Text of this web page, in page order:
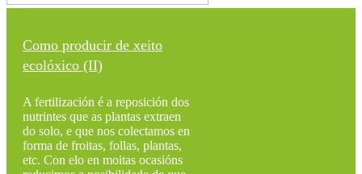
Como producir de xeito
ecolóxico (II)
A fertilización é a reposición dos
nutrintes que as plantas extraen
do solo, e que nos colectamos en
forma de froitas, follas, plantas,
etc. Con elo en moitas ocasións